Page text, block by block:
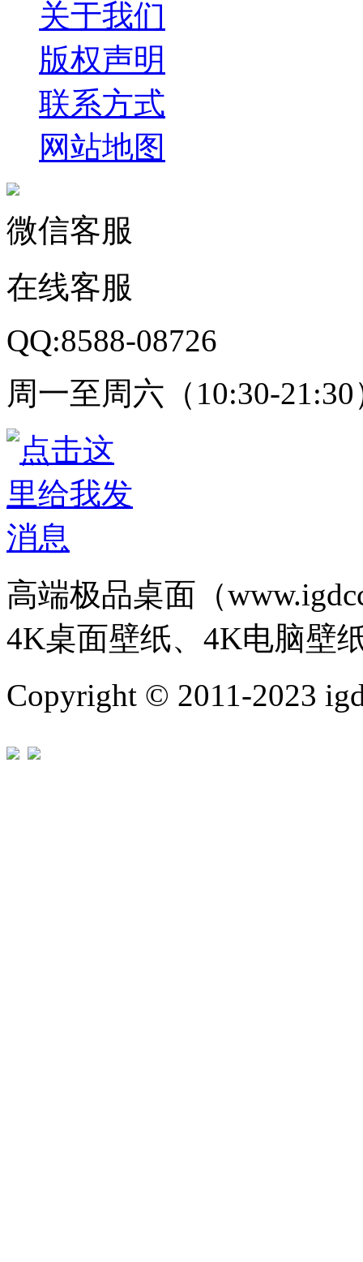
关于我们
版权声明
联系方式
网站地图
微信客服
在线客服
QQ:8588-08726
周一至周六（10:30-21:30
高端极品桌面（
4K桌面壁纸、4K电脑壁
Copyright © 2011-2023